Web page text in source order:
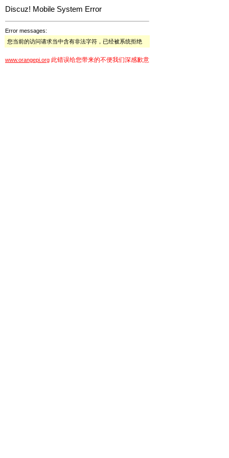
Discuz! Mobile System Error
Error messages:
您当前的访问请求当中含有非法字符，已经被系统拒绝
www.orangepi.org 此错误给您带来的不便我们深感歉意